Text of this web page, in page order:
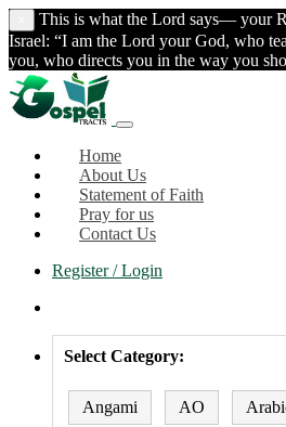
This is what the Lord says— your
Israel: “I am the Lord your God, who
you, who directs you in the way you
Home
About Us
Statement of Faith
Pray for us
Contact Us
Register / Login
Select Category:
Angami AO